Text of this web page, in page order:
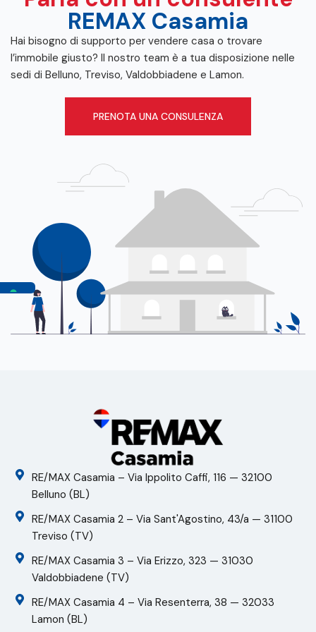
REMAX Casamia
Hai bisogno di supporto per vendere casa o trovare
l’immobile giusto? Il nostro team è a tua disposizione nelle
sedi di Belluno, Treviso, Valdobbiadene e Lamon.
PRENOTA UNA CONSULENZA
RE/MAX Casamia – Via Ippolito Caffi, 116 — 32100
Belluno (BL)
RE/MAX Casamia 2 – Via Sant'Agostino, 43/a — 31100
Treviso (TV)
RE/MAX Casamia 3 – Via Erizzo, 323 — 31030
Valdobbiadene (TV)
RE/MAX Casamia 4 – Via Resenterra, 38 — 32033
Lamon (BL)